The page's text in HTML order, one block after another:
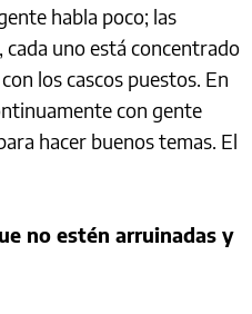
habla poco; las
cada uno está concentrado
los cascos puestos. En
con gente
hacer buenos temas. El
no estén arruinadas y